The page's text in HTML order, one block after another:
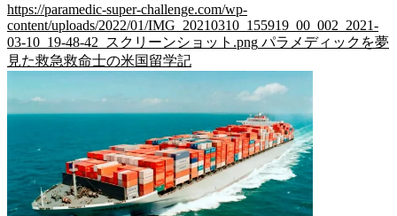
https://paramedic-super-challenge.com/wp-
content/uploads/2022/01/IMG_20210310_155919_00_002_2021-
03-10_19-48-42_スクリーンショット.png パラメディックを夢
見た救急救命士の米国留学記